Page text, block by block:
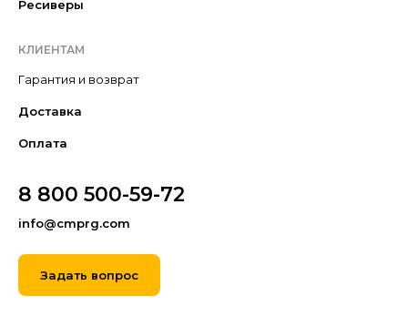
Ресиверы
КЛИЕНТАМ
Гарантия и возврат
Доставка
Оплата
8 800 500-59-72
info@cmprg.com
Задать вопрос